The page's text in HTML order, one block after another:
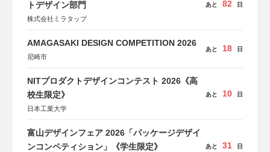
トデザイン部門
株式会社ミラタップ
あと 82 日
AMAGASAKI DESIGN COMPETITION 2026
尼崎市
あと 18 日
NITプロダクトデザインコンテスト 2026《高
校生限定》
日本工業大学
あと 10 日
富山デザインフェア 2026「パッケージデザイ
ンコンペティション」《学生限定》
あと 31 日